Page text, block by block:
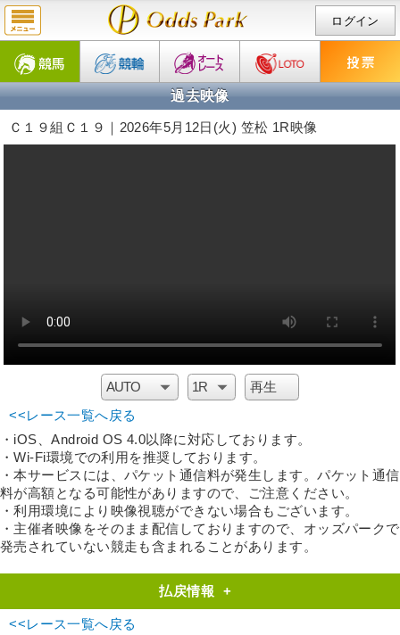
ログイン
過去映像
Ｃ１９組Ｃ１９｜2026年5月12日(火) 笠松 1R映像
<<レース一覧へ戻る
・iOS、Android OS 4.0以降に対応しております。
・Wi-Fi環境での利用を推奨しております。
・本サービスには、パケット通信料が発生します。パケット通信
料が高額となる可能性がありますので、ご注意ください。
・利用環境により映像視聴ができない場合もございます。
・主催者映像をそのまま配信しておりますので、オッズパークで
発売されていない競走も含まれることがあります。
払戻情報 +
<<レース一覧へ戻る